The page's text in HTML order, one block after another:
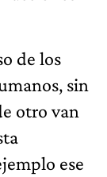
de los
sin
otro van
ese